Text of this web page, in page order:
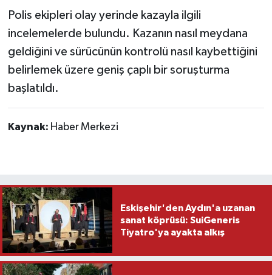
Polis ekipleri olay yerinde kazayla ilgili
incelemelerde bulundu. Kazanın nasıl meydana
geldiğini ve sürücünün kontrolü nasıl kaybettiğini
belirlemek üzere geniş çaplı bir soruşturma
başlatıldı.
Kaynak: Haber Merkezi
Eskişehir'den Aydın'a uzanan
sanat köprüsü: SuiGeneris
Tiyatro'ya ayakta alkış